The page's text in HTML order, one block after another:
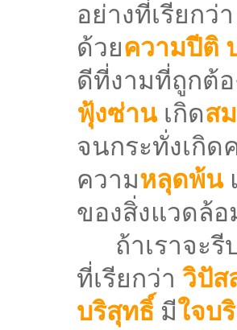
อย่างที่เรียกว่
ด้วยความปีติ
ดีที่งามที่ถูกต้อ
ฟุ้งซ่านเกิดส
จนกระทั่งเกิด
ความหลุดพ้น
ของสิ่งแวดล้อ
ถ้าเราจะรี
ที่เรียกว่า วิปัส
บริสุทธิ์มีใจบ